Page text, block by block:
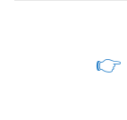
👉